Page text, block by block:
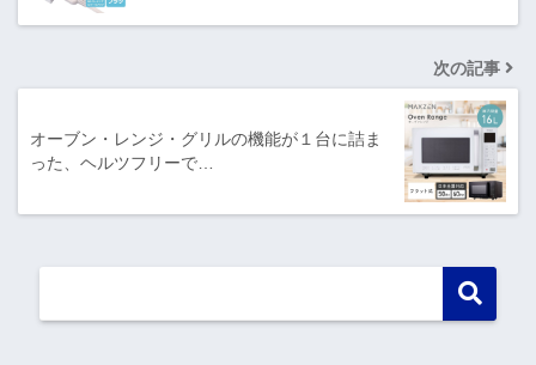
次の記事
オーブン・レンジ・グリルの機能が１台に詰ま
った、ヘルツフリーで…